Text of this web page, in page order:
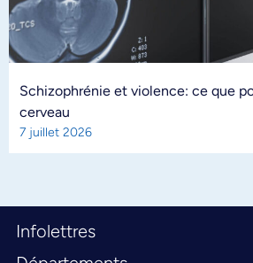
Schizophrénie et violence: ce que
cerveau
7 juillet 2026
Infolettres